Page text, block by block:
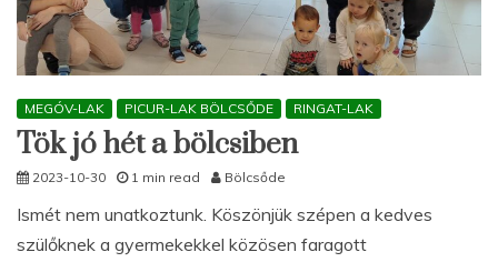
MEGÓV-LAK PICUR-LAK BÖLCSŐDE RINGAT-LAK
Tök jó hét a bölcsiben
2023-10-30 1 min read Bölcsőde
Ismét nem unatkoztunk. Köszönjük szépen a kedves
szülőknek a gyermekekkel közösen faragott